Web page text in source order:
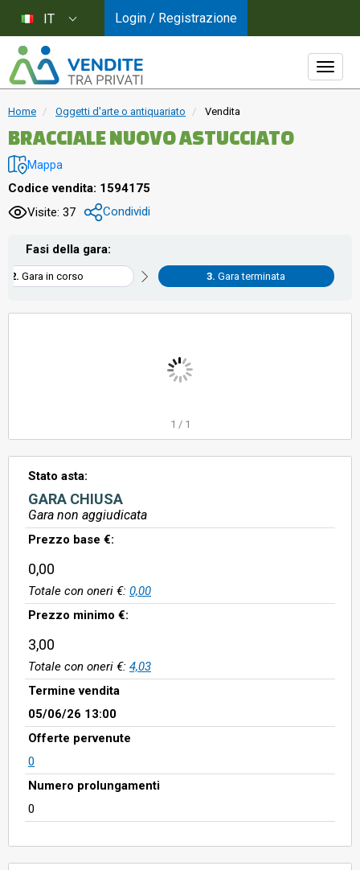
Home Oggetti d'arte o antiquariato Vendita
BRACCIALE NUOVO ASTUCCIATO
Mappa
Codice vendita: 1594175
Visite: 37
Condividi
Fasi della gara:
Gara in corso Gara terminata
1 / 1
Stato asta:
GARA CHIUSA
Gara non aggiudicata
Prezzo base €:
0,00
Totale con oneri €: 0,00
Prezzo minimo €:
3,00
Totale con oneri €: 4,03
Termine vendita
05/06/26 13:00
Offerte pervenute
0
Numero prolungamenti
0
IT Login / Registrazione